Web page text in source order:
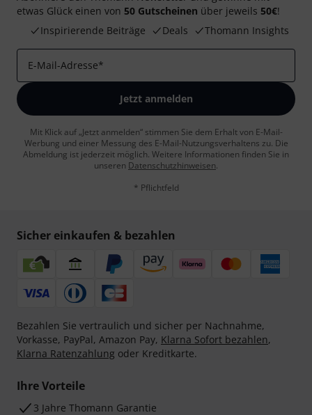
etwas Glück einen von 50 Gutscheinen über jeweils 50€!
Inspirierende Beiträge
Deals Thomann Insights
E-Mail-Adresse*
Jetzt anmelden
Mit Klick auf „Jetzt anmelden“ stimmen Sie dem Erhalt von E-Mail-
Werbung und einer Messung des E-Mail-Nutzungsverhaltens zu. Die
Abmeldung ist jederzeit möglich. Weitere Informationen finden Sie in
unseren Datenschutzhinweisen.
* Pflichtfeld
Sicher einkaufen & bezahlen
Bezahlen Sie vertraulich und sicher per Nachnahme,
Vorkasse, PayPal, Amazon Pay, Klarna Sofort bezahlen,
Klarna Ratenzahlung oder Kreditkarte.
Ihre Vorteile
3 Jahre Thomann Garantie